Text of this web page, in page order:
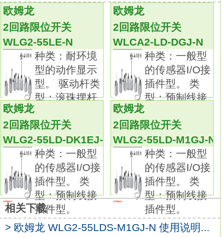
可根据使用环境和用途进行选择，品种丰富的2
回路限位开关 WLG2-55LD-DGJ-N
品种丰富，备有一般型、耐环境型、防溅型、
长寿命型等。
标准采用交叉式结构，使用有高可靠性的包金
接点。
一般负载、微小负载均可使用。
摆杆型中标准配备90°过行程、单侧动作设定、
头部4方向安装功能。
通过EN/IEC、 UL、 cUL、 CCC标准认证。对
应热电偶种类：K（CA）。
用途：耐热用。
符号：KX-2-G。
外装：硅外包皮。
结构（元件数 /元件直径）：30/0.1。
使用温度范围：－20～＋150。
容许误差：正负100μV。
欧姆龙
2回路限位开关
WLG2-55LE-N
种类：耐环境
型的动作显示
型。 驱动杆类
型：滚珠摆杆
欧姆龙
2回路限位开关
WLCA2-LD-DGJ-N
种类：一般型
的传感器I/O接
插件型。 类
型：预制线接
欧姆龙
2回路限位开关
WLG2-55LD-DK1EJ-N
种类：一般型
的传感器I/O接
插件型。 类
型：预制线接
插件型。
欧姆龙
2回路限位开关
WLG2-55LD-M1GJ-N
种类：一般型
的传感器I/O接
插件型。 类
型：预制线接
插件型。
相关下载
> 欧姆龙 WLG2-55LDS-M1GJ-N 使用说明...